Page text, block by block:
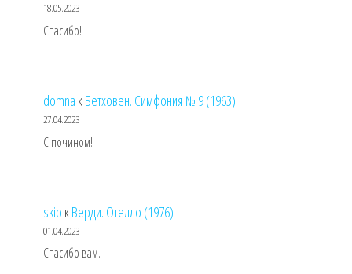
18.05.2023
Спасибо!
domna кБетховен. Симфония № 9 (1963)
27.04.2023
С почином!
skip кВерди. Отелло (1976)
01.04.2023
Спасибо вам.